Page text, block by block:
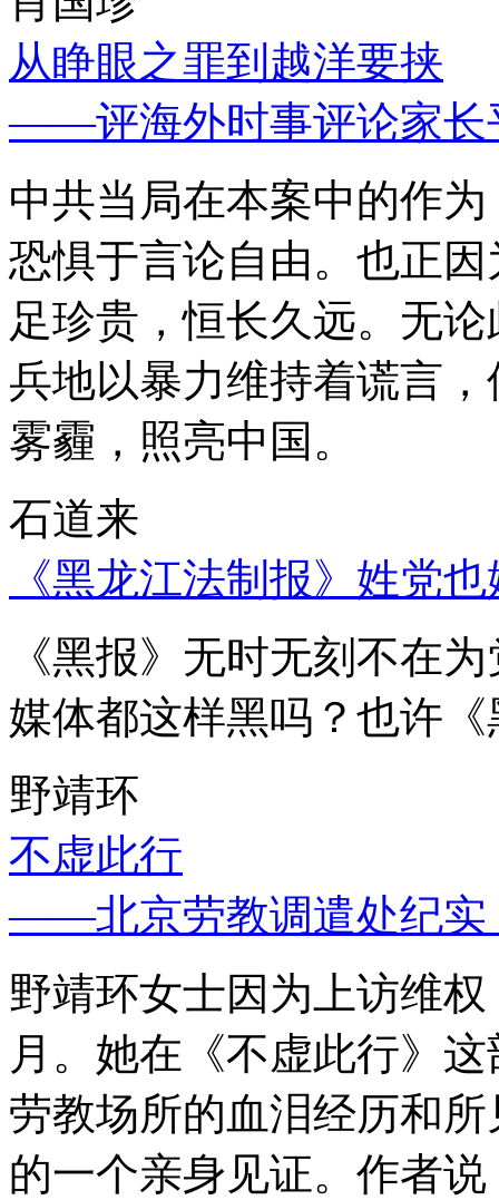
从睁眼之罪到越洋要挟
——评海外时事评论家长
中共当局在本案中的作
恐惧于言论自由。也正
足珍贵，恒长久远。无
兵地以暴力维持着谎言
雾霾，照亮中国。
石道来
《黑龙江法制报》姓党
《黑报》无时无刻不在
媒体都这样黑吗？也许
野靖环
不虚此行
——北京劳教调遣处纪实
野靖环女士因为上访维
月。她在《不虚此行》
劳教场所的血泪经历和
的一个亲身见证。作者